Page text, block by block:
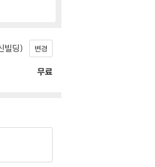
빌딩) 변경
무료